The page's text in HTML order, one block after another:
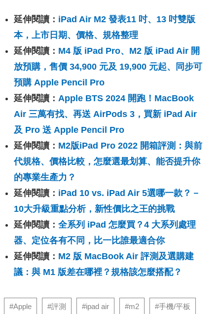
延伸閱讀： iPad Air M2 發表11 吋、13 吋雙版
本，上市日期、價格、規格整理
延伸閱讀： M4 版 iPad Pro、M2 版 iPad Air 開
放預購，售價 34,900 元及 19,900 元起、同步可
預購 Apple Pencil Pro
延伸閱讀： Apple BTS 2024 開跑！MacBook
Air 三萬有找、再送 AirPods 3，買新 iPad Air
及 Pro 送 Apple Pencil Pro
延伸閱讀： M2版iPad Pro 2022 開箱評測：與前
代規格、價格比較，怎麼選最划算、能否提升你
的專業生產力？
延伸閱讀： iPad 10 vs. iPad Air 5選哪一款？－
10大升級重點分析，新性價比之王的挑戰
延伸閱讀： 全系列 iPad 怎麼買？4 大系列處理
器、定位各有不同，比一比誰最適合你
延伸閱讀： M2 版 MacBook Air 評測及選購建
議：與 M1 版差在哪裡？規格該怎麼搭配？
#Apple #評測 #ipad air #m2 #手機/平板